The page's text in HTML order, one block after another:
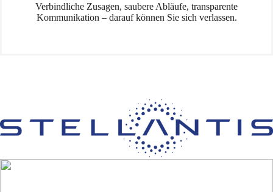
Verbindliche Zusagen, saubere Abläufe, transparente
Kommunikation – darauf können Sie sich verlassen.